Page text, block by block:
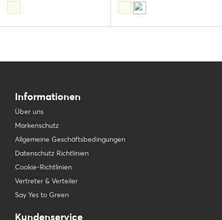
Informationen
Über uns
Markenschutz
Allgemeine Geschäftsbedingungen
Datenschutz Richtlinien
Cookie-Richtlinien
Vertreter & Verteiler
Say Yes to Green
Kundenservice